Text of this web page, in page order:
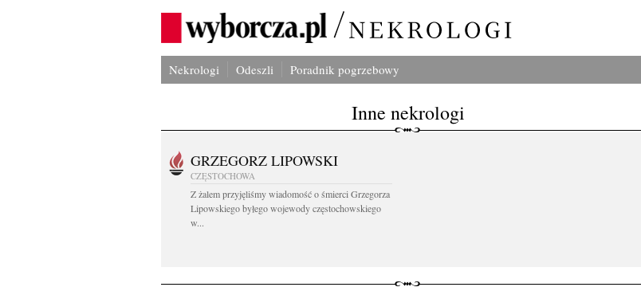
Nekrologi Odeszli Poradnik pogrzebowy
Inne nekrologi
GRZEGORZ LIPOWSKI
CZĘSTOCHOWA
Z żalem przyjęliśmy wiadomość o śmierci Grzegorza
Lipowskiego byłego wojewody częstochowskiego
w...